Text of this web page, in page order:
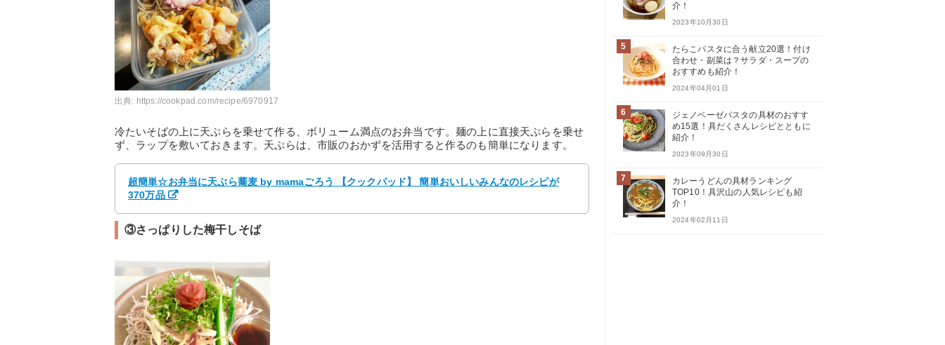
出典: https://cookpad.com/recipe/6970917
冷たいそばの上に天ぷらを乗せて作る、ボリューム満点のお弁当です。麺の上に直接天ぷらを乗せ
ず、ラップを敷いておきます。天ぷらは、市販のおかずを活用すると作るのも簡単になります。
超簡単☆お弁当に天ぷら蕎麦 by mamaごろう 【クックパッド】 簡単おいしいみんなのレシピが
370万品
③さっぱりした梅干しそば
介！
2023年10月30日
5
たらこパスタに合う献立20選！付け
合わせ・副菜は？サラダ・スープの
おすすめも紹介！
2024年04月01日
6
ジェノベーゼパスタの具材のおすす
め15選！具だくさんレシピとともに
紹介！
2023年09月30日
7
カレーうどんの具材ランキング
TOP10！具沢山の人気レシピも紹
介！
2024年02月11日